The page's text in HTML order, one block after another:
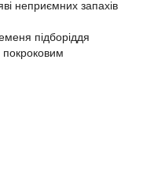
неприємних запахів
підборіддя